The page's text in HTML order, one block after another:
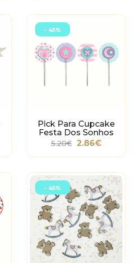
- 45%
Pick Para Cupcake
Festa Dos Sonhos
5.20€ 2.86€
- 45%